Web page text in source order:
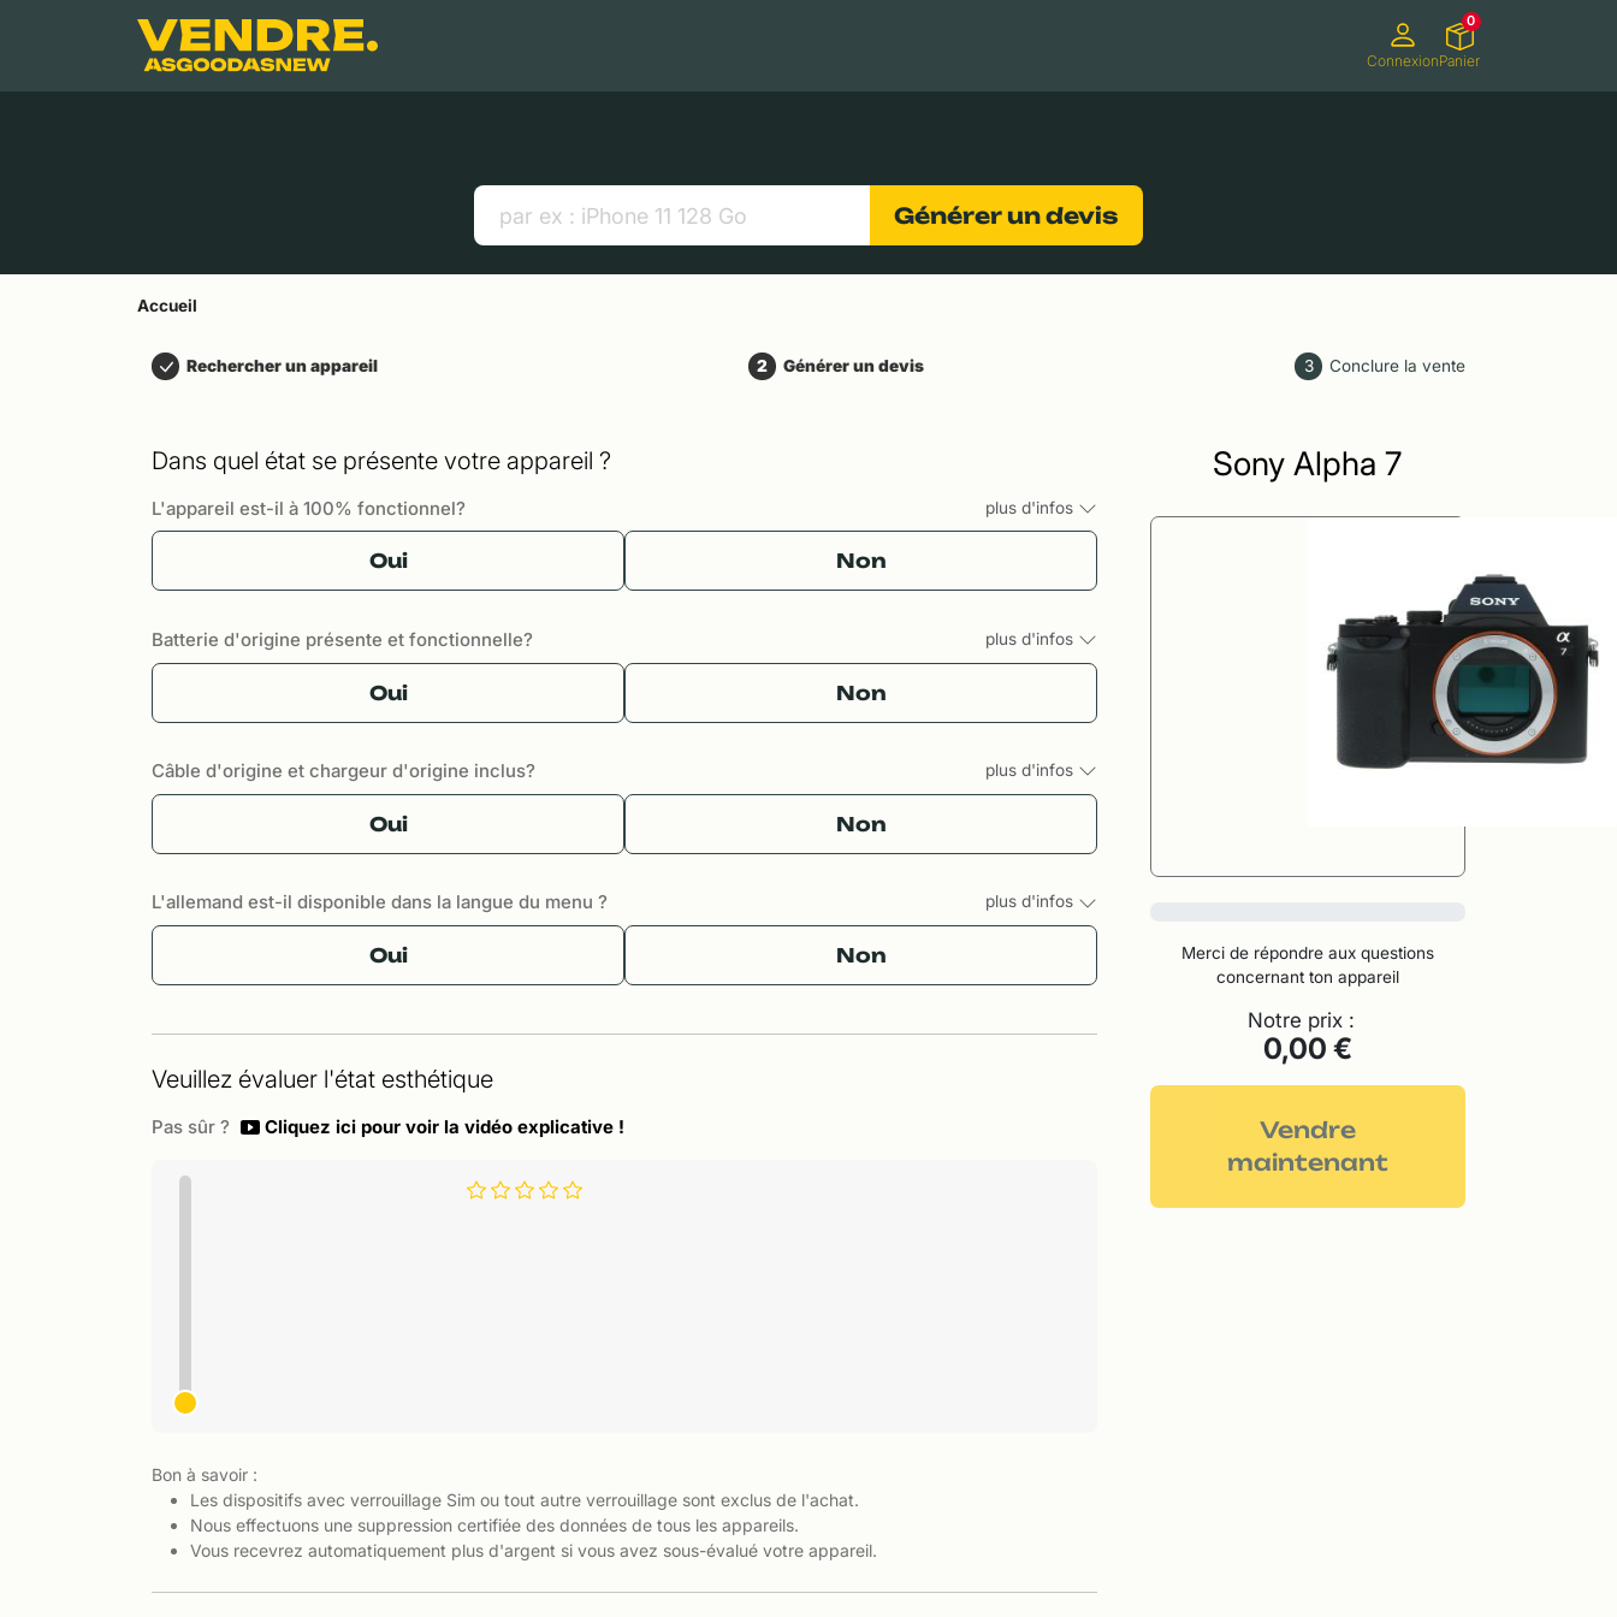
Contenu principal
ConnexionPanier
0
Générer un devis
Accueil
Rechercher un appareil 2 Générer un devis 3 Conclure la vente
Dans quel état se présente votre appareil ?
L'appareil est-il à 100% fonctionnel? plus d'infos
Oui Non
Batterie d'origine présente et fonctionnelle? plus d'infos
Oui Non
Câble d'origine et chargeur d'origine inclus? plus d'infos
Oui Non
L'allemand est-il disponible dans la langue du menu ? plus d'infos
Oui Non
Veuillez évaluer l'état esthétique
Pas sûr ? Cliquez ici pour voir la vidéo explicative !
Bon à savoir :
Les dispositifs avec verrouillage Sim ou tout autre verrouillage sont exclus de l'achat.
Nous effectuons une suppression certifiée des données de tous les appareils.
Vous recevrez automatiquement plus d'argent si vous avez sous-évalué votre appareil.
Sony Alpha 7
Merci de répondre aux questions
concernant ton appareil
Notre prix :
0,00 €
Vendre
maintenant